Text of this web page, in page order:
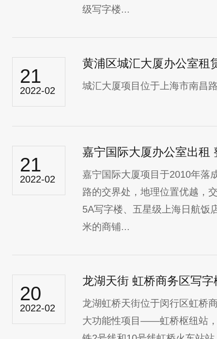
级写字楼...
21
2022-02
黄浦区城汇大厦办公室租
城汇大厦项目位于上海市南昌
21
2022-02
嘉宁国际大厦办公室出租
嘉宁国际大厦项目于2010年落
路的交界处，地理位置优越，
5A写字楼、五星级上海日航饭
米的商铺...
20
2022-02
龙湖天街 虹桥商务区写
龙湖虹桥天街位于闵行区虹桥
大功能性项目——虹桥枢纽站